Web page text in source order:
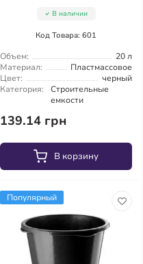
В наличии
Код Товара: 601
Объем:
20 л
Материал:
Пластмассовое
Цвет:
черный
Категория:
Строительные
емкости
139.14 грн
В корзину
Популярный